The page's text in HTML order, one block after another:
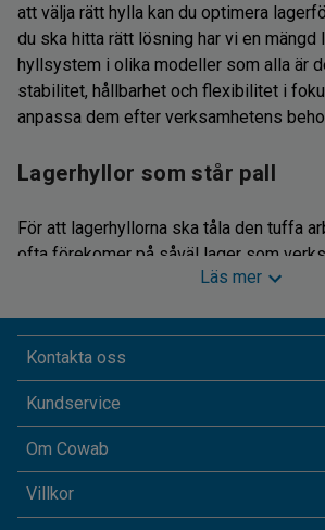
att välja rätt hylla kan du optimera
du ska hitta rätt lösning har vi en mängd
hyllsystem i olika modeller som alla är
stabilitet, hållbarhet och flexibilitet i
anpassa dem efter verksamhetens
Lagerhyllor som står pall
För att lagerhyllorna ska tåla den tuffa
ofta förekomer på såväl lager som
industrier är hyllornas stommar
och hyllställ är även ett utmärkt
kontor.
Alla lager har olika behov av
viktigt att du tänker på att lasta
våra förvaringshyllor har ryggkryss och
Läs mer
Kontakta oss
Kundservice
Om Cowab
Villkor